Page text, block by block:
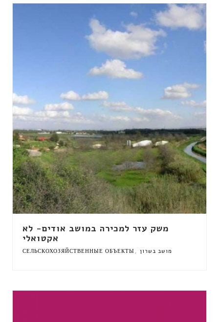
משק עזר למכירה במושב אודים- לא
אקטואלי
СЕЛЬСКОХОЗЯЙСТВЕННЫЕ ОБЪЕКТЫ, מושב בשרון